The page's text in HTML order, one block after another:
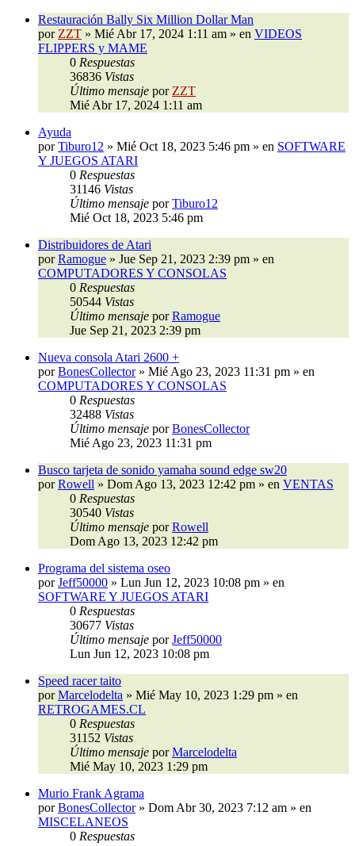
Restauración Bally Six Million Dollar Man
por ZZT » Mié Abr 17, 2024 1:11 am » en VIDEOS
FLIPPERS y MAME
0 Respuestas
36836 Vistas
Último mensaje por ZZT
Mié Abr 17, 2024 1:11 am
Ayuda
porTiburo12 » Mié Oct 18, 2023 5:46 pm » en SOFTWARE
Y JUEGOS ATARI
0 Respuestas
31146 Vistas
Último mensaje porTiburo12
Mié Oct 18, 2023 5:46 pm
Distribuidores de Atari
porRamogue » Jue Sep 21, 2023 2:39 pm » en
COMPUTADORES Y CONSOLAS
0 Respuestas
50544 Vistas
Último mensaje porRamogue
Jue Sep 21, 2023 2:39 pm
Nueva consola Atari 2600 +
porBonesCollector» Mié Ago 23, 2023 11:31 pm » en
COMPUTADORES Y CONSOLAS
0 Respuestas
32488 Vistas
Último mensaje porBonesCollector
Mié Ago 23, 2023 11:31 pm
Busco tarjeta de sonido yamaha sound edge sw20
porRowell » Dom Ago 13, 2023 12:42 pm » en VENTAS
0 Respuestas
30540 Vistas
Último mensaje porRowell
Dom Ago 13, 2023 12:42 pm
Programa del sistema oseo
porJeff50000 » Lun Jun 12, 2023 10:08 pm » en
SOFTWARE Y JUEGOS ATARI
0 Respuestas
30677 Vistas
Último mensaje porJeff50000
Lun Jun 12, 2023 10:08 pm
Speed racer taito
porMarcelodelta » Mié May 10, 2023 1:29 pm » en
RETROGAMES.CL
0 Respuestas
31152 Vistas
Último mensaje porMarcelodelta
Mié May 10, 2023 1:29 pm
Murio Frank Agrama
porBonesCollector» Dom Abr 30, 2023 7:12 am » en
MISCELANEOS
0 Respuestas